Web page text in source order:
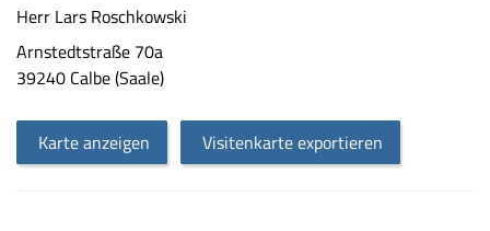
Herr Lars Roschkowski
Arnstedtstraße 70a
39240 Calbe (Saale)
Karte anzeigen Visitenkarte exportieren